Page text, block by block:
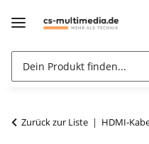
Zurück zur Liste HDMI-